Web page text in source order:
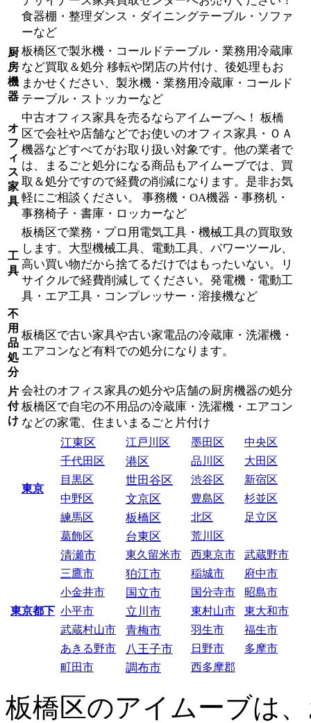
食器棚・整理ダンス・ダイニングテーブル・ソファ
ーなど
厨
房
機
器
板橋区で製氷機・コールドテーブル・業務用冷蔵庫
など買取＆処分 移転や閉店の片付け、後処理もお
まかせください、製氷機・業務用冷蔵庫・コールド
テーブル・ストッカーなど
オ
フ
ィ
ス
家
具
中古オフィス家具を売るならアイムーブへ！ 板橋
区で会社や店舗などでお使いのオフィス家具・ＯＡ
機器などすべてがお取り扱い対象です。他の業者で
は、まるごと処分になる商品もアイムーブでは、買
取＆処分ですので経費の削減になります。是非お気
軽にご相談ください。 事務機・OA機器・事務机・
事務椅子・書庫・ロッカーなど
工
具
板橋区で業務・プロ用電気工具・機械工具の買取致
します。大型機械工具、電動工具、パワーツール、
高い買い物だから捨てるだけではもったいない。リ
サイクルで経費削減してください。発電機・電動工
具・エア工具・コンプレッサー・溶接機など
不
用
品
処
分
板橋区で古い家具や古い家電品の冷蔵庫・洗濯機・
エアコンなど有料での処分になります。
片
付
け
会社のオフィス家具の処分や店舗の厨房機器の処分
板橋区で自宅の不用品の冷蔵庫・洗濯機・エアコン
などの家電、住まいまるごと片付け
東京
江東区 江戸川区 墨田区
中央区
千代田区
港区 品川区
大田区
目黒区
世田谷区 渋谷区
新宿区
中野区
文京区 豊島区
杉並区
練馬区
板橋区 北区
足立区
葛飾区
台東区 荒川区
東京都下
清瀬市 東久留米市 西東京市
武蔵野市
三鷹市
狛江市 稲城市
府中市
小金井市
国立市 国分寺市
昭島市
小平市
立川市 東村山市
東大和市
武蔵村山市
青梅市 羽生市
福生市
あきる野市
八王子市 日野市
多摩市
町田市
調布市 西多摩郡
板橋区のアイムーブは